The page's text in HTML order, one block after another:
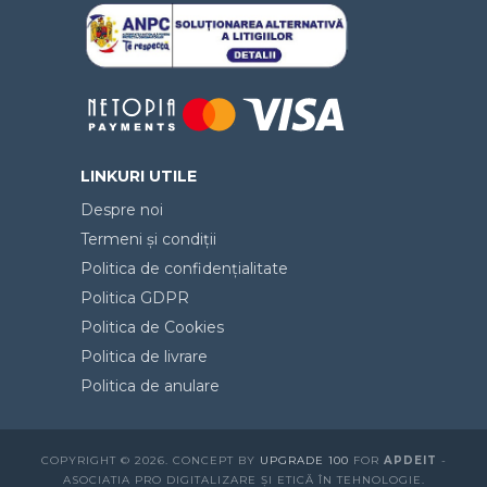
LINKURI UTILE
Despre noi
Termeni și condiții
Politica de confidențialitate
Politica GDPR
Politica de Cookies
Politica de livrare
Politica de anulare
COPYRIGHT © 2026. CONCEPT BY UPGRADE 100 FOR APDEIT -
ASOCIATIA PRO DIGITALIZARE ȘI ETICĂ ÎN TEHNOLOGIE.